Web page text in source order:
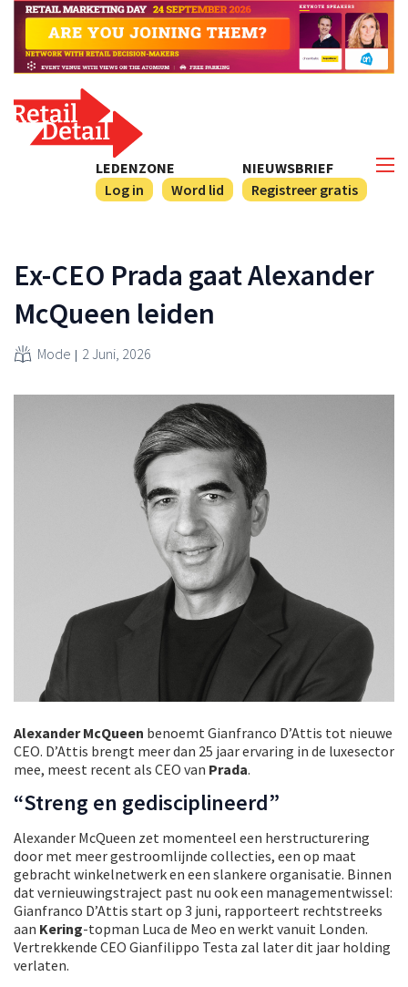
NIEUWSBRIEF
Registreer gratis
LEDENZONE
Log in
Word lid
Ex-CEO Prada gaat Alexander
McQueen leiden
Mode 2 Juni, 2026
Alexander McQueen benoemt Gianfranco D’Attis tot nieuwe
CEO. D’Attis brengt meer dan 25 jaar ervaring in de luxesector
mee, meest recent als CEO van Prada.
“Streng en gedisciplineerd”
Alexander McQueen zet momenteel een herstructurering
door met meer gestroomlijnde collecties, een op maat
gebracht winkelnetwerk en een slankere organisatie. Binnen
dat vernieuwingstraject past nu ook een managementwissel:
Gianfranco D’Attis start op 3 juni, rapporteert rechtstreeks
aan Kering-topman Luca de Meo en werkt vanuit Londen.
Vertrekkende CEO Gianfilippo Testa zal later dit jaar holding
verlaten.